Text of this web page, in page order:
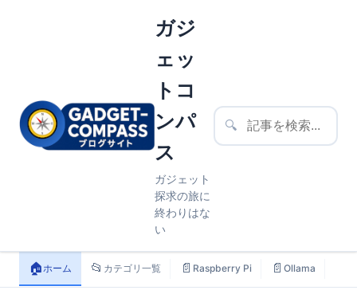
ガジ
ェッ
トコ
ンパ
ス
ガジェット
探求の旅に
終わりはな
い
🔍
🏠ホーム 📂 カテゴリ一覧 📄 Raspberry Pi 📄 Ollama